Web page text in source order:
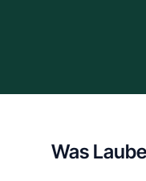
Was